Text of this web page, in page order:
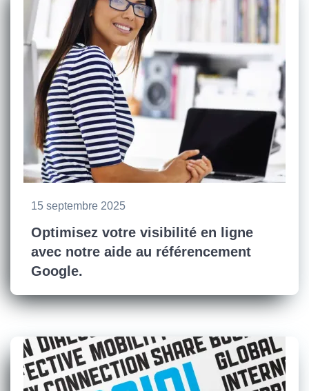
15 septembre 2025
Optimisez votre visibilité en ligne
avec notre aide au référencement
Google.